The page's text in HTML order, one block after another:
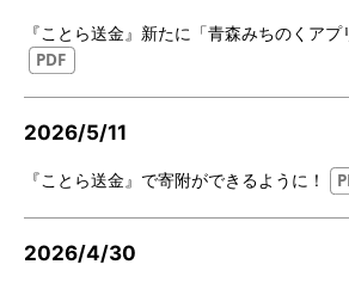
『ことら送金』新たに「青森みちのくアプ
2026/5/11
『ことら送金』で寄附ができるように！
2026/4/30